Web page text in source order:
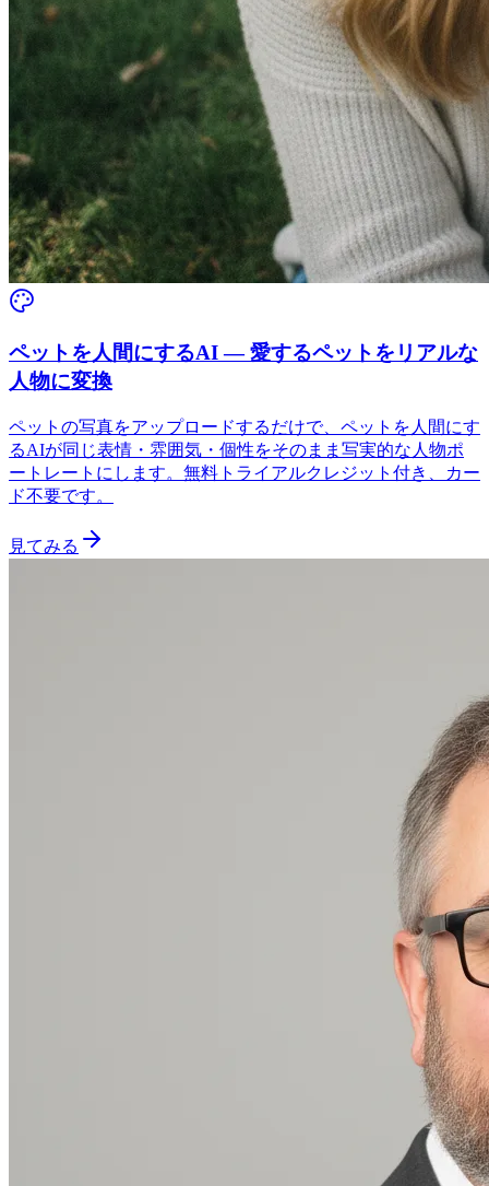
ペットを人間にするAI — 愛するペットをリアルな
人物に変換
ペットの写真をアップロードするだけで、ペットを人間にす
るAIが同じ表情・雰囲気・個性をそのまま写実的な人物ポ
ートレートにします。無料トライアルクレジット付き、カー
ド不要です。
見てみる